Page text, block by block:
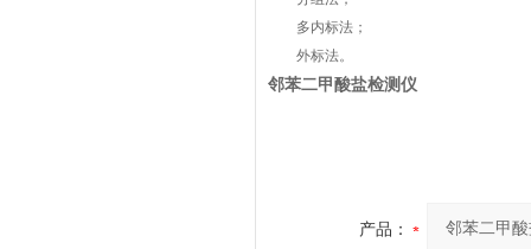
多内标法；
外标法。
邻苯二甲酸盐检测仪
产品：